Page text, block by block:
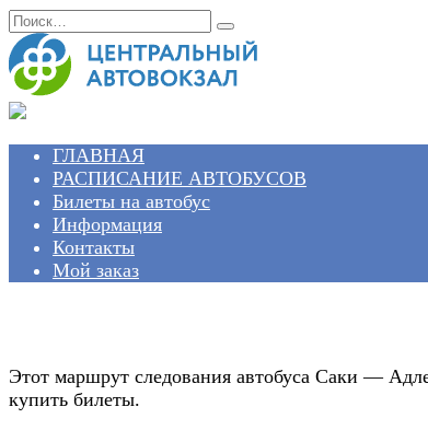
Перейти
к
содержанию
Search
for:
ГЛАВНАЯ
РАСПИСАНИЕ АВТОБУСОВ
Билеты на автобус
Информация
Контакты
Мой заказ
Этот маршрут следования автобуса Саки —
купить билеты.